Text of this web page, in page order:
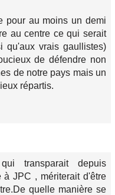
pour au moins un demi
au centre ce qui serait
qu'aux vrais gaullistes)
de défendre non
de notre pays mais un
répartis.
transparait depuis
à JPC , mériterait d'être
quelle manière se